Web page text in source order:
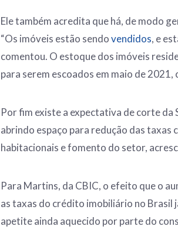
Ele também acredita que há, de modo
“Os imóveis estão sendovendidos, e
comentou. O estoque dos imóveis
para serem escoados em maio de
Por fim existe a expectativa de corte da
abrindo espaço para redução das taxas
habitacionais e fomento do setor,
Para Martins, da CBIC, o efeito que o
as taxas do crédito imobiliário no Brasil
apetite ainda aquecido por parte do